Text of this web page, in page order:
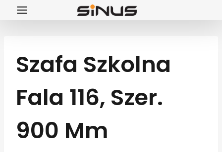
Przejdź
Szafa Szkolna
Fala 116, Szer.
900 Mm